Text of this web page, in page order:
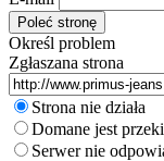
Określ problem
Zgłaszana strona
Strona nie działa
Domane jest
Serwer nie